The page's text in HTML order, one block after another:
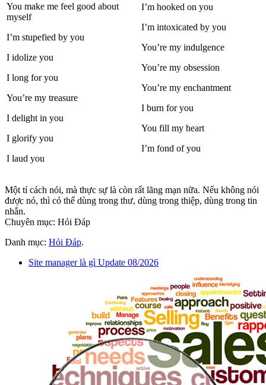
You make me feel good about
myself
I’m stupefied by you
I idolize you
I long for you
You’re my treasure
I delight in you
I glorify you
I laud you
I’m hooked on you
I’m intoxicated by you
You’re my indulgence
You’re my obsession
You’re my enchantment
I burn for you
You fill my heart
I’m fond of you
Một tỉ cách nói, mà thực sự là còn rất lãng mạn nữa. Nếu không nói
được nó, thì có thể dùng trong thư, dùng trong thiệp, dùng trong tin
nhắn.
Chuyên mục: Hỏi Đáp
Danh mục: Hỏi Đáp.
Site manager là gì Update 08/2026